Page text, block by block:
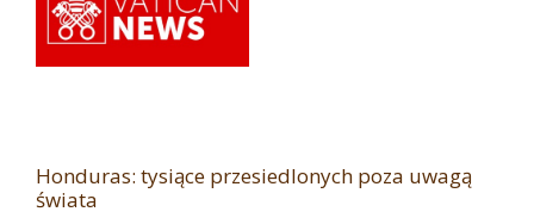
Honduras: tysiące przesiedlonych poza uwagą
świata